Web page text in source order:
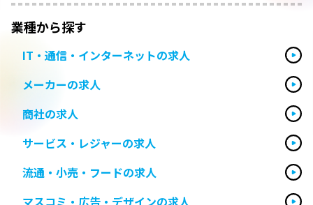
業種から探す
IT・通信・インターネットの求人
メーカーの求人
商社の求人
サービス・レジャーの求人
流通・小売・フードの求人
マスコミ・広告・デザインの求人